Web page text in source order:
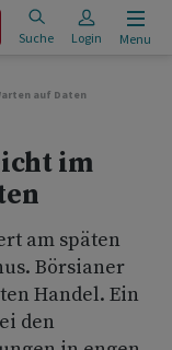
Suche Login Menu
auf Daten
im
am späten
Börsianer
Handel. Ein
den